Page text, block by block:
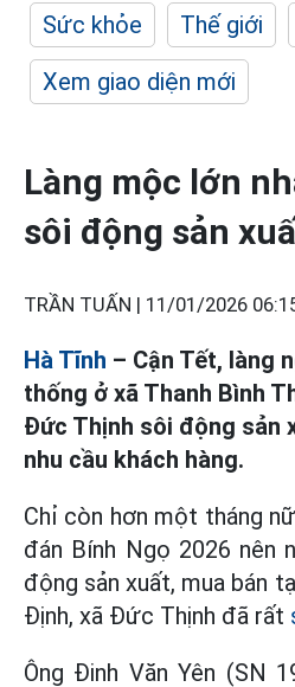
Sức khỏe
Thế giới
Xem giao diện mới
Làng mộc lớn
sôi động sản
TRẦN TUẤN | 11/01/2026
Hà Tĩnh – Cận Tết, làng
thống ở xã Thanh Bình
Đức Thịnh sôi động sản
nhu cầu khách hàng.
Chỉ còn hơn một tháng
đán Bính Ngọ 2026 nên
động sản xuất, mua bán
Định, xã Đức Thịnh đã rất
Ông Đinh Văn Yên (SN